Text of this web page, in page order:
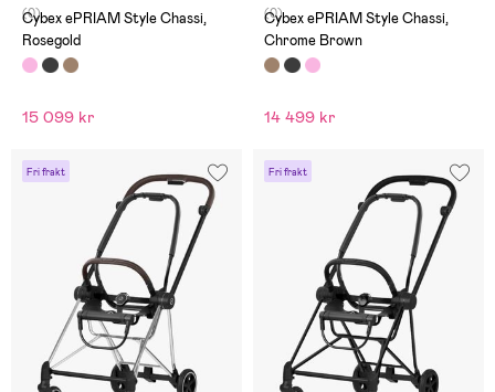
(0)
Cybex ePRIAM Style Chassi,
Rosegold
15 099 kr
(0)
Cybex ePRIAM Style Chassi,
Chrome Brown
14 499 kr
Fri frakt Fri frakt